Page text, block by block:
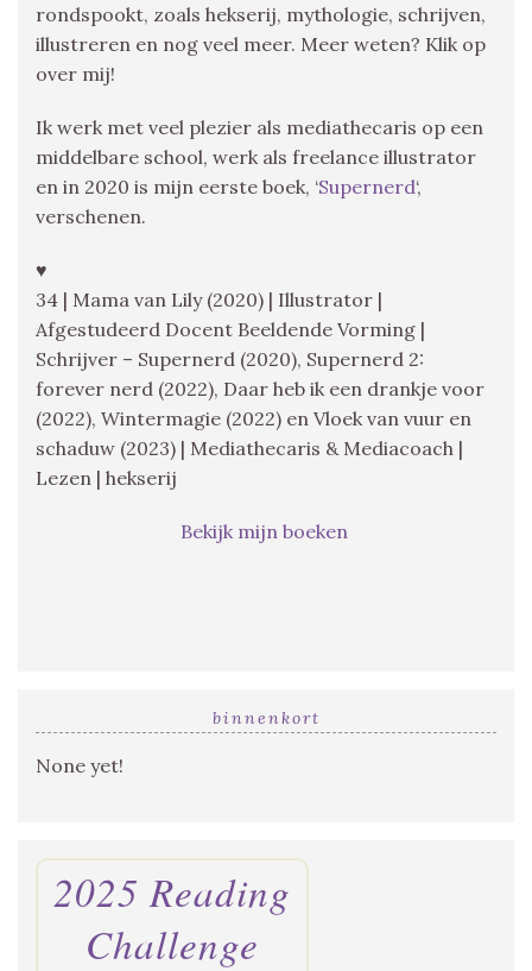
rondspookt, zoals hekserij, mythologie, schrijven,
illustreren en nog veel meer. Meer weten? Klik op
over mij!
Ik werk met veel plezier als mediathecaris op een
middelbare school, werk als freelance illustrator
en in 2020 is mijn eerste boek, ‘Supernerd‘,
verschenen.
♥
34 | Mama van Lily (2020) | Illustrator |
Afgestudeerd Docent Beeldende Vorming |
Schrijver – Supernerd (2020), Supernerd 2:
forever nerd (2022), Daar heb ik een drankje voor
(2022), Wintermagie (2022) en Vloek van vuur en
schaduw (2023) | Mediathecaris & Mediacoach |
Lezen | hekserij
Bekijk mijn boeken
binnenkort
None yet!
2025 Reading
Challenge